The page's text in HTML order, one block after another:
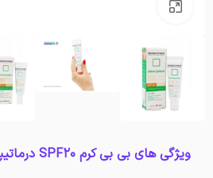
ویژگی های بی بی کرم SPF20 درماتیپیک :